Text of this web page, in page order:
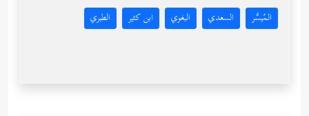
المُيسَّر السعدي البغوي ابن كثير الطبري